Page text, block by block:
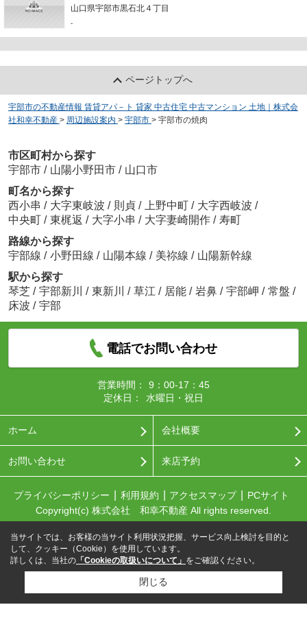
山口県宇部市黒石北４丁目
-
ページトップへ
宇部市の不動産情報 賃貸アパ－ト 貸家 中古住宅 中古マンション 土地｜株式会
社和幸不動産 > 周辺施設案内 > 宇部市 > 宇部市の焼肉
市区町村から探す
宇部市 / 山陽小野田市 / 山口市
町名から探す
西小串 / 大字東岐波 / 則貞 / 上野中町 / 大字西岐波 /
中央町 / 東梶返 / 大字小串 / 大字妻崎開作 / 寿町
路線から探す
宇部線 / 小野田線 / 山陽本線 / 美祢線 / 山陽新幹線
駅から探す
琴芝 / 宇部新川 / 東新川 / 草江 / 居能 / 岩鼻 / 宇部岬 / 常盤 /
床波 / 宇部
電話でお問い合わせ
営業時間：
9：00-17：45
定休日：
水曜日・祝日
ホーム 会社概要
お問い合わせ 来店予約
プライバシーポリシー 利用規約 アクセスマップ
PCサイト
Copyright(c) 株式会社 和幸不動産 All rights reserved.
当サイトでは、お客様の当サイト利用状況把握、サービス向上検討を目的と
して、クッキー（Cookie）を使用しています。
詳しくは、当社の 「Cookieの取扱いについて」 をご確認ください。
閉じる